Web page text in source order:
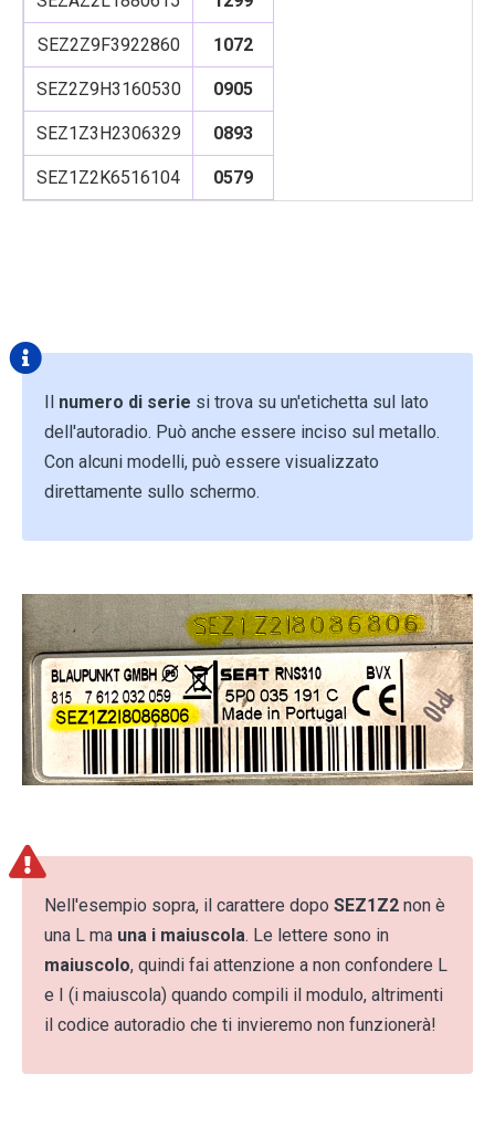
SEZ2Z9F3922860 1072
SEZ2Z9H3160530 0905
SEZ1Z3H2306329 0893
SEZ1Z2K6516104 0579
numero di serie si trova su un'etichetta sul lato
dell'autoradio. Può anche essere inciso sul metallo.
Con alcuni modelli, può essere visualizzato
direttamente sullo schermo.
Nell'esempio sopra, il carattere dopo SEZ1Z2 non è
una L ma una i maiuscola. Le lettere sono in
maiuscolo, quindi fai attenzione a non confondere L
e I (i maiuscola) quando compili il modulo, altrimenti
il codice autoradio che ti invieremo non funzionerà!